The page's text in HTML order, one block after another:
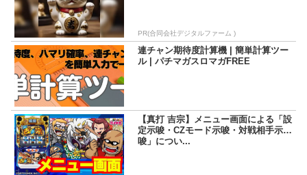
PR(合同会社デジタルファーム )
連チャン期待度計算機 | 簡単計算ツー
ル | パチマガスロマガFREE
【真打 吉宗】メニュー画面による「設
定示唆・CZモード示唆・対戦相手示
唆」につい...